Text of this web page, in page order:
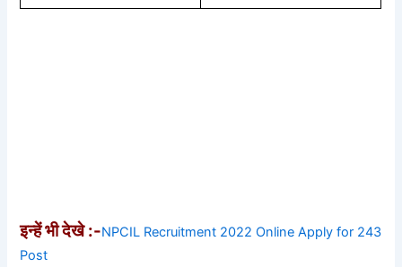
इन्हें भी देखे :-NPCIL Recruitment 2022 Online Apply for 243
Post